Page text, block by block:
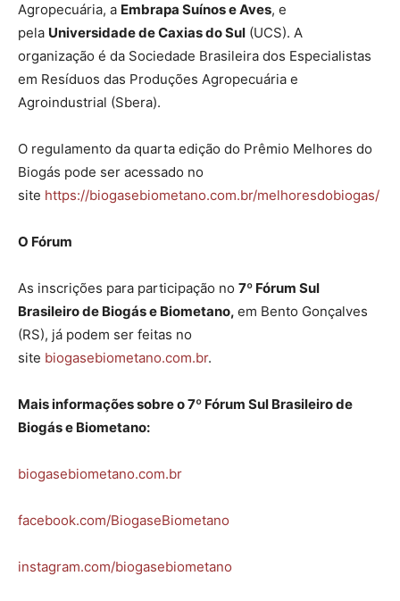
Agropecuária, a Embrapa Suínos e Aves, e
pela Universidade de Caxias do Sul (UCS). A
organização é da Sociedade Brasileira dos Especialistas
em Resíduos das Produções Agropecuária e
Agroindustrial (Sbera).
O regulamento da quarta edição do Prêmio Melhores do
Biogás pode ser acessado no
site https://biogasebiometano.com.br/melhoresdobiogas/
O Fórum
As inscrições para participação no 7º Fórum Sul
Brasileiro de Biogás e Biometano, em Bento Gonçalves
(RS), já podem ser feitas no
site biogasebiometano.com.br.
Mais informações sobre o 7º Fórum Sul Brasileiro de
Biogás e Biometano:
biogasebiometano.com.br
facebook.com/BiogaseBiometano
instagram.com/biogasebiometano